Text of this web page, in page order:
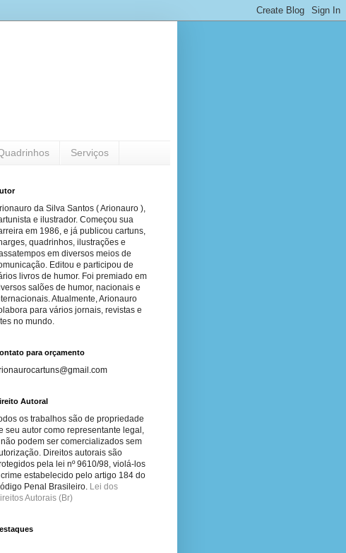
Serviços
da Silva Santos ( Arionauro ),
e ilustrador. Começou sua
em 1986, e já publicou cartuns,
quadrinhos, ilustrações e
em diversos meios de
Editou e participou de
livros de humor. Foi premiado em
salões de humor, nacionais e
Atualmente, Arionauro
para vários jornais, revistas e
no mundo.
para orçamento
Autoral
os trabalhos são de propriedade
seu autor como representante legal,
podem ser comercializados sem
Direitos autorais são
pela lei nº 9610/98, violá-los
estabelecido pelo artigo 184 do
Penal Brasileiro. Lei dos
Autorais (Br)